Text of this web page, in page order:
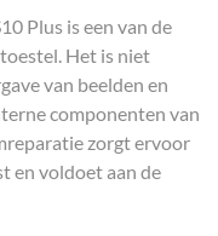
Plus is een van de
Het is niet
van beelden en
componenten van
zorgt ervoor
en voldoet aan de